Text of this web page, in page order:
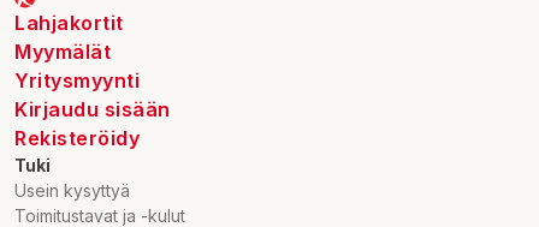
Lahjakortit
Myymälät
Yritysmyynti
Kirjaudu sisään
Rekisteröidy
Tuki
Usein kysyttyä
Toimitustavat ja -kulut